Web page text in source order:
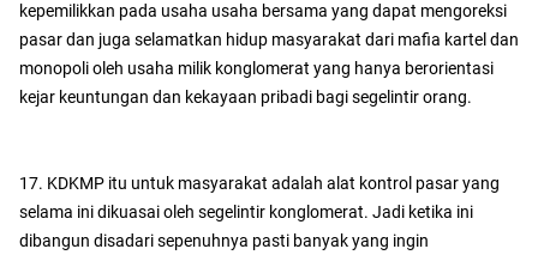
kepemilikkan pada usaha usaha bersama yang dapat mengoreksi
pasar dan juga selamatkan hidup masyarakat dari mafia kartel dan
monopoli oleh usaha milik konglomerat yang hanya berorientasi
kejar keuntungan dan kekayaan pribadi bagi segelintir orang.
17. KDKMP itu untuk masyarakat adalah alat kontrol pasar yang
selama ini dikuasai oleh segelintir konglomerat. Jadi ketika ini
dibangun disadari sepenuhnya pasti banyak yang ingin